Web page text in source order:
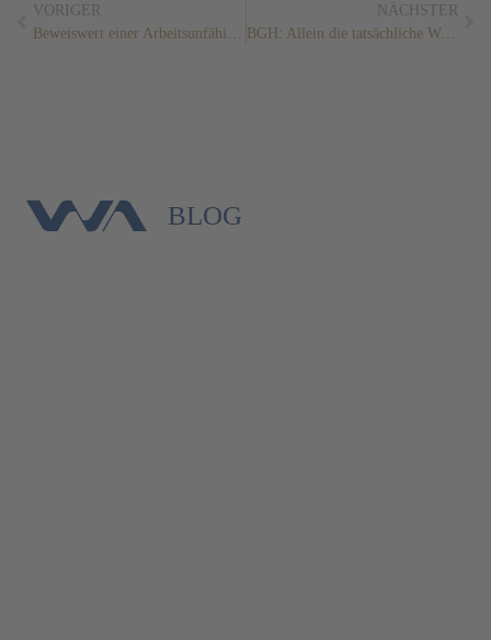
VORIGER
NÄCHSTER
BGH: Allein die tatsächliche Wohnfläche ist für das Mieterhöhungsverfahren maßgeblich
BLOG